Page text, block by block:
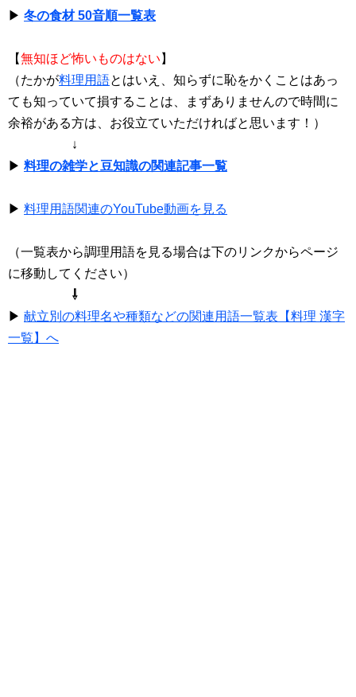
▶ 冬の食材 50音順一覧表
【無知ほど怖いものはない 】
（たかが料理用語とはいえ、知らずに恥をかくことはあっ
ても知っていて損することは、まずありませんので時間に
余裕がある方は、お役立ていただければと思います！）
↓
▶ 料理の雑学と豆知識の関連記事一覧
▶ 料理用語関連のYouTube動画を見る
（一覧表から調理用語を見る場合は下のリンクからページ
に移動してください）
⇩
▶ 献立別の料理名や種類などの関連用語一覧表【料理 漢字
一覧】へ